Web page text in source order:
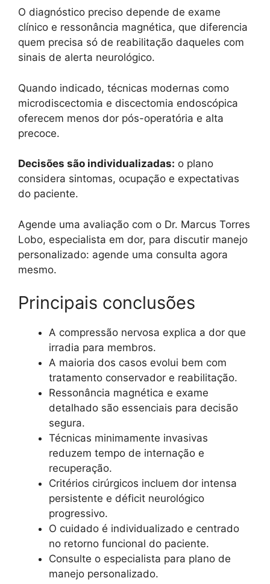
O diagnóstico preciso depende de exame
clínico e ressonância magnética, que diferencia
quem precisa só de reabilitação daqueles com
sinais de alerta neurológico.
Quando indicado, técnicas modernas como
microdiscectomia e discectomia endoscópica
oferecem menos dor pós-operatória e alta
precoce.
Decisões são individualizadas: o plano
considera sintomas, ocupação e expectativas
do paciente.
Agende uma avaliação com o Dr. Marcus Torres
Lobo, especialista em dor, para discutir manejo
personalizado: agende uma consulta agora
mesmo.
Principais conclusões
A compressão nervosa explica a dor que
irradia para membros.
A maioria dos casos evolui bem com
tratamento conservador e reabilitação.
Ressonância magnética e exame
detalhado são essenciais para decisão
segura.
Técnicas minimamente invasivas
reduzem tempo de internação e
recuperação.
Critérios cirúrgicos incluem dor intensa
persistente e déficit neurológico
progressivo.
O cuidado é individualizado e centrado
no retorno funcional do paciente.
Consulte o especialista para plano de
manejo personalizado.